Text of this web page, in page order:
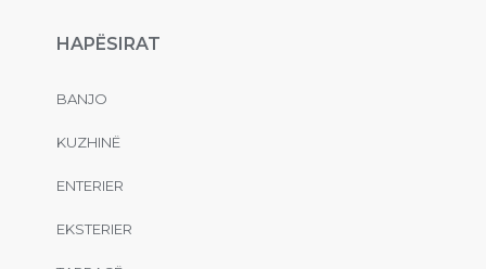
HAPËSIRAT
BANJO
KUZHINË
ENTERIER
EKSTERIER